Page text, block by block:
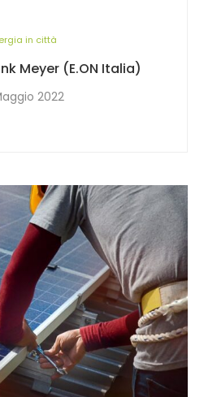
in città
Meyer (E.ON Italia)
2022